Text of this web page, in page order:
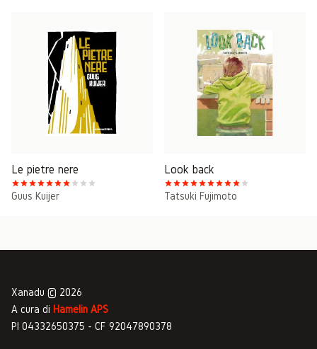
Le pietre nere
Guus Kuijer
Look back
Tatsuki Fujimoto
Xanadu © 2026
A cura di Hamelin APS
PI 04332650375 - CF 92047890378